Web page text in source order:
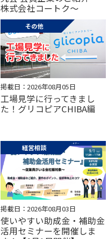
株式会社コートク～
その他
掲載日：2026年08月05日
工場見学に行ってきまし
た！グリコピアCHIBA編
経営相談
掲載日：2026年08月03日
使いやすい助成金・補助金
活用セミナーを開催しま